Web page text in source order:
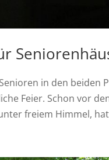
in den beiden
Feier. Schon vor
freiem Himmel,